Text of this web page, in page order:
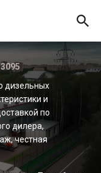
3095
дизельных
и
по
дилера,
честная